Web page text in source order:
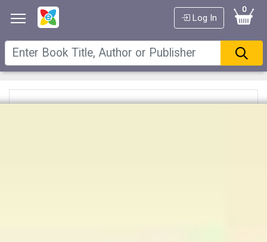
Log In
0